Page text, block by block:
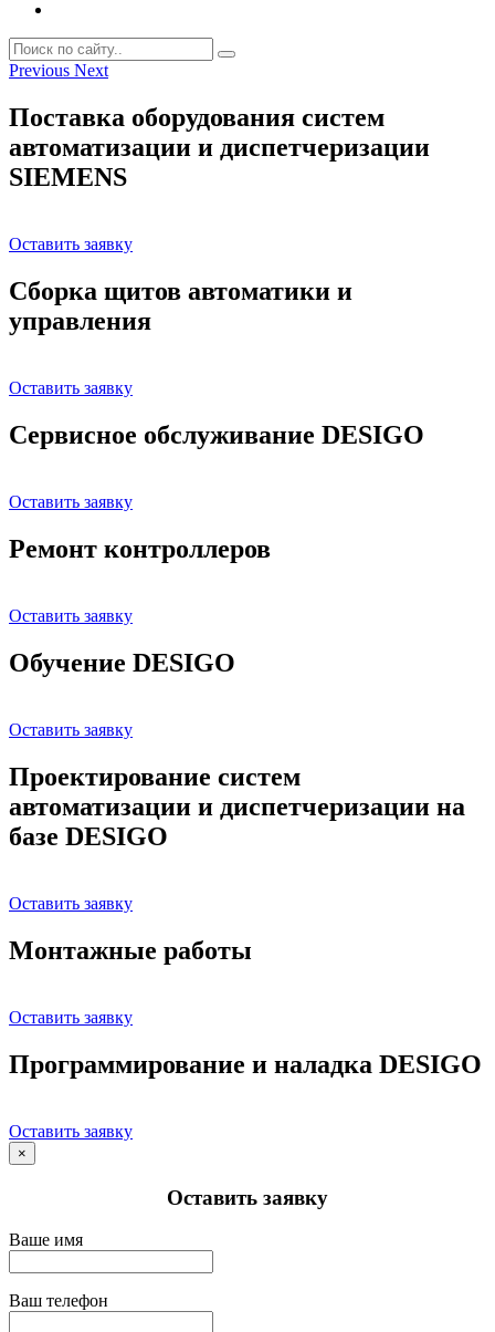
Previous Next
Поставка оборудования систем
автоматизации и диспетчеризации
SIEMENS
Оставить заявку
Сборка щитов автоматики и
управления
Оставить заявку
Сервисное обслуживание DESIGO
Оставить заявку
Ремонт контроллеров
Оставить заявку
Обучение DESIGO
Оставить заявку
Проектирование систем
автоматизации и диспетчеризации на
базе DESIGO
Оставить заявку
Монтажные работы
Оставить заявку
Программирование и наладка DESIGO
Оставить заявку
×
Оставить заявку
Ваше имя
Ваш телефон